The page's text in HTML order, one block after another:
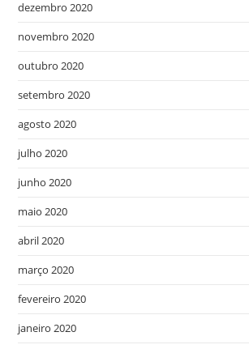
dezembro 2020
novembro 2020
outubro 2020
setembro 2020
agosto 2020
julho 2020
junho 2020
maio 2020
abril 2020
março 2020
fevereiro 2020
janeiro 2020